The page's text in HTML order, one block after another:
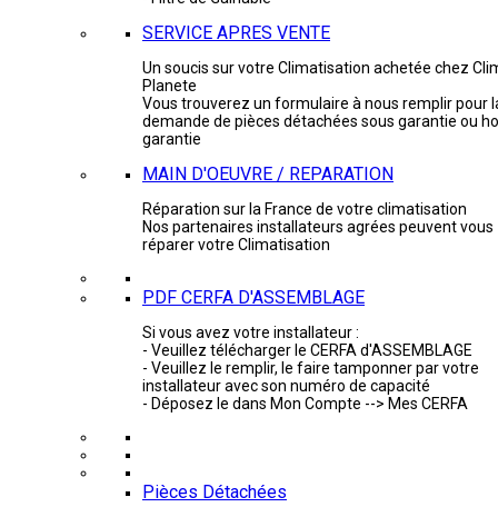
SERVICE APRES VENTE
Un soucis sur votre Climatisation achetée chez
Planete
Vous trouverez un formulaire à nous remplir pour
demande de pièces détachées sous garantie ou
garantie
MAIN D'OEUVRE / REPARATION
Réparation sur la France de votre climatisation
Nos partenaires installateurs agrées peuvent vous
réparer votre Climatisation
PDF CERFA D'ASSEMBLAGE
Si vous avez votre installateur :
- Veuillez télécharger le CERFA d'ASSEMBLAGE
- Veuillez le remplir, le faire tamponner par votre
installateur avec son numéro de capacité
- Déposez le dans Mon Compte --> Mes CERFA
Pièces Détachées